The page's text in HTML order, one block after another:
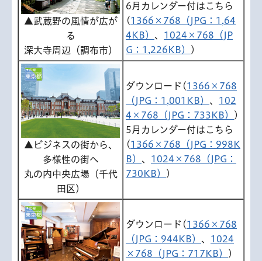
▲武蔵野の風情が広が
る
深大寺周辺（調布市）
6月カレンダー付はこちら
(1366×768（JPG：1,64
4KB） 、 1024×768（JP
G：1,226KB）
)
▲ビジネスの街から、
多様性の街へ
丸の内中央広場（千代
田区）
ダウンロード(1366×768
（JPG：1,001KB） 、 102
4×768（JPG：733KB）
)
5月カレンダー付はこちら
(1366×768（JPG：998K
B） 、 1024×768（JPG：
730KB）
)
ダウンロード(1366×768
（JPG：944KB） 、 1024
×768（JPG：717KB）
)